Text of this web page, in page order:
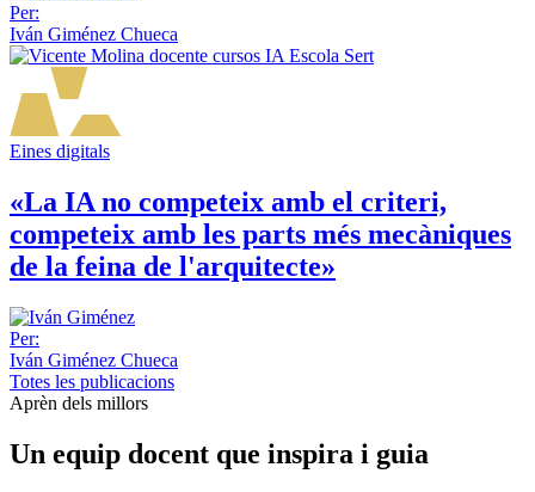
Per:
Iván Giménez Chueca
Eines digitals
«La IA no competeix amb el criteri,
competeix amb les parts més mecàniques
de la feina de l'arquitecte»
Per:
Iván Giménez Chueca
Totes les publicacions
Aprèn dels millors
Un equip docent que inspira i guia